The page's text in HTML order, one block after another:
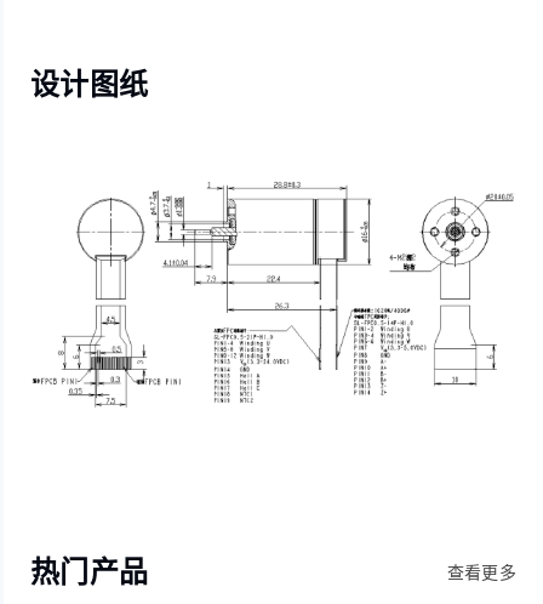
设计图纸
热门产品 查看更多